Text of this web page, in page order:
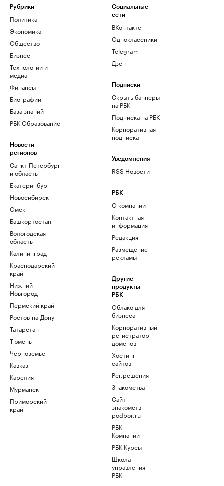
Рубрики
Политика
Экономика
Общество
Бизнес
Технологии и
медиа
Финансы
Биографии
База знаний
РБК Образование
Новости
регионов
Санкт-Петербург
и область
Екатеринбург
Новосибирск
Омск
Башкортостан
Вологодская
область
Калининград
Краснодарский
край
Нижний
Новгород
Пермский край
Ростов-на-Дону
Татарстан
Тюмень
Черноземье
Кавказ
Карелия
Мурманск
Приморский
край
Социальные
сети
ВКонтакте
Одноклассники
Telegram
Дзен
Подписки
Скрыть баннеры
на РБК
Подписка на РБК
Корпоративная
подписка
Уведомления
RSS Новости
РБК
О компании
Контактная
информация
Редакция
Размещение
рекламы
Другие
продукты
РБК
Облако для
бизнеса
Корпоративный
регистратор
доменов
Хостинг
сайтов
Рег.решения
Знакомства
Сайт
знакомств
podbor.ru
РБК
Компании
РБК Курсы
Школа
управления
РБК